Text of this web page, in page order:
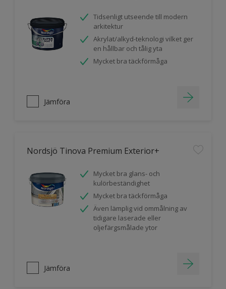
Tidsenligt utseende till modern
arkitektur
Akrylat/alkyd-teknologi vilket ger
en hållbar och tålig yta
Mycket bra täckförmåga
Jämföra
Nordsjö Tinova Premium Exterior+
Mycket bra glans- och
kulörbeständighet
Mycket bra täckförmåga
Även lämplig vid ommålning av
tidigare laserade eller
oljefärgsmålade ytor
Jämföra